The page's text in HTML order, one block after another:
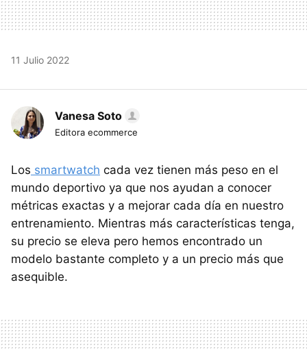
11 Julio 2022
Vanesa Soto
Editora ecommerce
Los smartwatch cada vez tienen más peso en el
mundo deportivo ya que nos ayudan a conocer
métricas exactas y a mejorar cada día en nuestro
entrenamiento. Mientras más características tenga,
su precio se eleva pero hemos encontrado un
modelo bastante completo y a un precio más que
asequible.